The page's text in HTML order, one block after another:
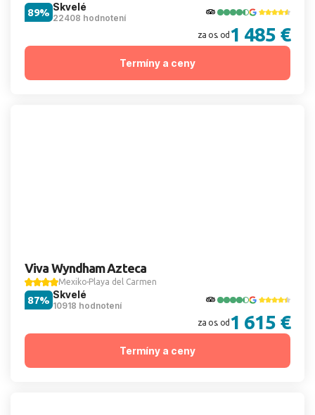
Skvelé
22408 hodnotení
89%
za os. od 1 485 €
Termíny a ceny
Viva Wyndham Azteca
Mexiko Playa del Carmen
Skvelé
10918 hodnotení
87%
za os. od 1 615 €
Termíny a ceny